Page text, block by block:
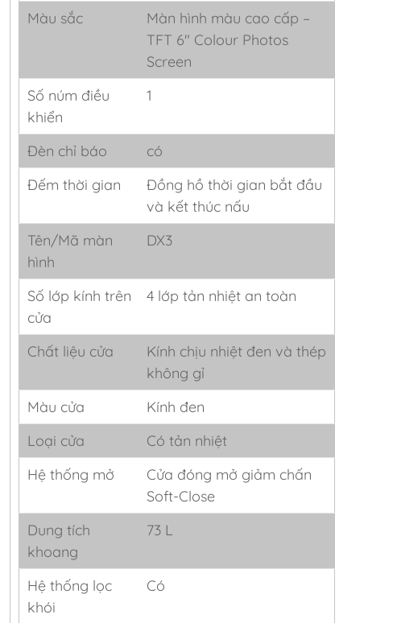
Màu sắc
Màn hình màu cao cấp –
TFT 6″ Colour Photos
Screen
Số núm điều
khiển
1
Đèn chỉ báo
có
Đếm thời gian
Đồng hồ thời gian bắt đầu
và kết thúc nấu
Tên/Mã màn
hình
DX3
Số lớp kính trên
cửa
4 lớp tản nhiệt an toàn
Chất liệu cửa
Kính chịu nhiệt đen và thép
không gỉ
Màu cửa
Kính đen
Loại cửa
Có tản nhiệt
Hệ thống mở
Cửa đóng mở giảm chấn
Soft-Close
Dung tích
khoang
73 L
Hệ thống lọc
khói
Có